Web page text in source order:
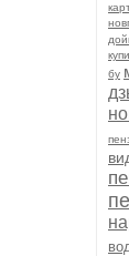
бу